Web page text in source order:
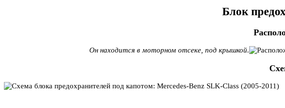
Блок
Он находится в моторном отсеке, под крышкой.